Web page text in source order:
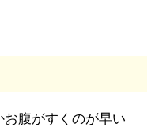
腹がすくのが早い